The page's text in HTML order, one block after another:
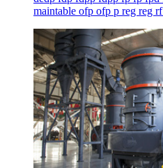
maintable ofp ofp p reg reg